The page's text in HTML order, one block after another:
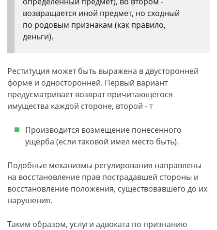
возвращается иной предмет, но сходный
по родовым признакам (как правило,
деньги).
Реституция может быть выражена в двусторонней
форме и односторонней. Первый вариант
предусматривает возврат причитающегося
имущества каждой стороне, второй - т
Производится возмещение понесенного
ущерба (если таковой имел место быть).
Подобные механизмы регулирования направлены
на восстановление прав пострадавшей стороны и
восстановление положения, существовавшего до их
нарушения.
Таким образом, услуги адвоката по признанию